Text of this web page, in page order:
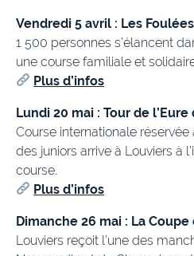
Vendredi 5 avril : Les
1 500 personnes s’élancent
une course familiale et
Plus d’infos
Lundi 20 mai : Tour de
Course internationale réservée
des juniors arrive à Louviers à
course.
Plus d’infos
Dimanche 26 mai : La
Louviers reçoit l’une des